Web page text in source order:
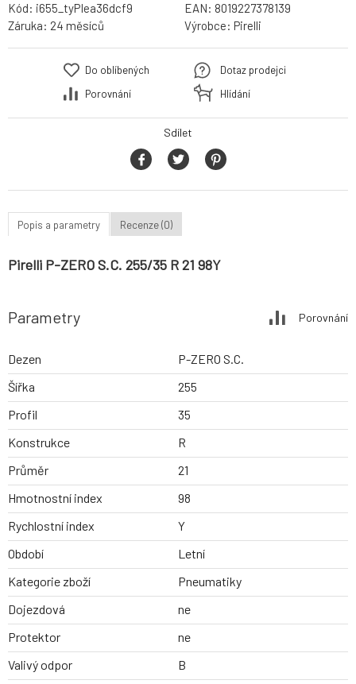
Kód: i655_tyPIea36dcf9 EAN: 8019227378139
Záruka: 24 měsíců Výrobce: Pirelli
Do oblíbených
Porovnání
Dotaz prodejci
Hlídání
Sdílet
Popis a parametry Recenze (0)
Pirelli P-ZERO S.C. 255/35 R 21 98Y
Parametry Porovnání
Dezen
P-ZERO S.C.
Šířka
255
Profil
35
Konstrukce
R
Průměr
21
Hmotnostní index
98
Rychlostní index
Y
Období
Letní
Kategorie zboží
Pneumatiky
Dojezdová
ne
Protektor
ne
Valivý odpor
B